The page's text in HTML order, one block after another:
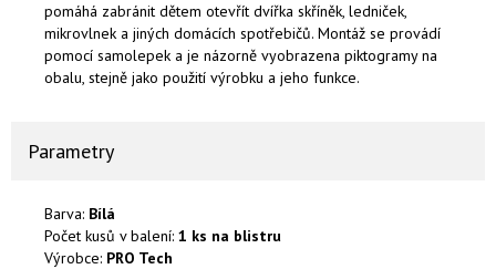
pomáhá zabránit dětem otevřít dvířka skříněk, ledniček,
mikrovlnek a jiných domácích spotřebičů. Montáž se provádí
pomocí samolepek a je názorně vyobrazena piktogramy na
obalu, stejně jako použití výrobku a jeho funkce.
Parametry
Barva: Bílá
Počet kusů v balení: 1 ks na blistru
Výrobce: PRO Tech